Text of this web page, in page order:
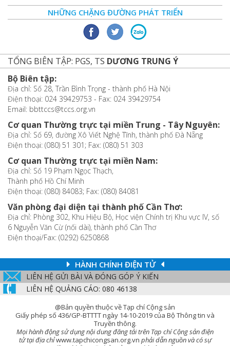
NHỮNG CHẶNG ĐƯỜNG PHÁT TRIỂN
TỔNG BIÊN TẬP: PGS, TS DƯƠNG TRUNG Ý
Bộ Biên tập:
Địa chỉ: Số 28, Trần Bình Trọng - thành phố Hà Nội
Điện thoại: 024 39429753 - Fax: 024 39429754
Email: bbttccs@tccs.org.vn
Cơ quan Thường trực tại miền Trung - Tây Nguyên:
Địa chỉ: Số 69, đường Xô Viết Nghệ Tĩnh, thành phố Đà Nẵng
Điện thoại: (080) 51 301; Fax: (080) 51 303
Cơ quan Thường trực tại miền Nam:
Địa chỉ: Số 19 Phạm Ngọc Thạch,
Thành phố Hồ Chí Minh
Điện thoại: (080) 84083; Fax: (080) 84081
Văn phòng đại diện tại thành phố Cần Thơ:
Địa chỉ: Phòng 302, Khu Hiệu Bộ, Học viện Chính trị Khu vực IV, số
6 Nguyễn Văn Cừ (nối dài), thành phố Cần Thơ
Điện thoại/Fax: (0292) 6250868
HÀNH CHÍNH ĐIỆN TỬ
LIÊN HỆ GỬI BÀI VÀ ĐÓNG GÓP Ý KIẾN
LIÊN HỆ QUẢNG CÁO: 080 46138
@Bản quyền thuộc về Tạp chí Cộng sản
Giấy phép số 436/GP-BTTTT ngày 14-10-2019 của Bộ Thông tin và
Truyền thông.
Mọi hành động sử dụng nội dung đăng tải trên Tạp chí Cộng sản điện
tử tại địa chỉwww.tapchicongsan.org.vn phải dẫn nguồn và có sự